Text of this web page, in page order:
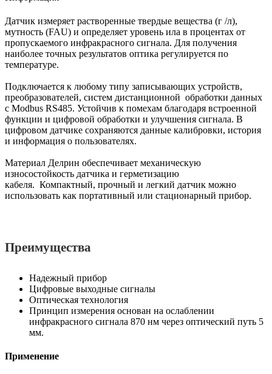
Датчик измеряет растворенные твердые вещества (г /л),
мутность (FAU) и определяет уровень ила в процентах от
пропускаемого инфракрасного сигнала. Для получения
наиболее точных результатов оптика регулируется по
температуре.
Подключается к любому типу записывающих устройств,
преобразователей, систем дистанционной обработки данных
с Modbus RS485. Устойчив к помехам благодаря встроенной
функции и цифровой обработки и улучшения сигнала. В
цифровом датчике сохраняются данные калибровки, история
и информация о пользователях.
Материал Делрин обеспечивает механическую
износостойкость датчика и герметизацию
кабеля. Компактный, прочный и легкий датчик можно
использовать как портативный или стационарный прибор.
Преимущества
Надежный прибор
Цифровые выходные сигналы
Оптическая технология
Принцип измерения основан на ослаблении
инфракрасного сигнала 870 нм через оптический путь 5
мм.
Применение